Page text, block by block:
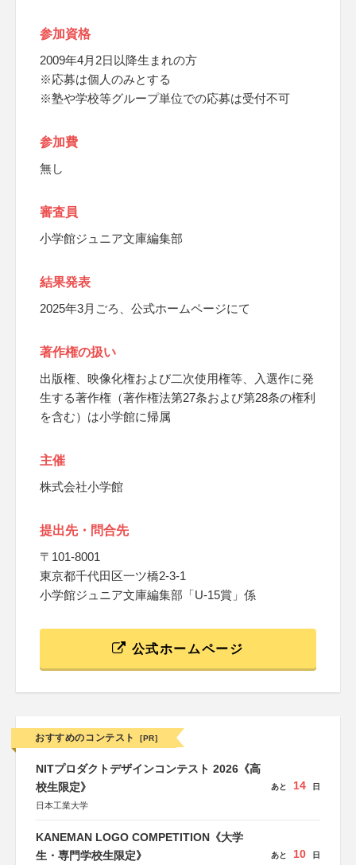
参加資格
2009年4月2日以降生まれの方
※応募は個人のみとする
※塾や学校等グループ単位での応募は受付不可
参加費
無し
審査員
小学館ジュニア文庫編集部
結果発表
2025年3月ごろ、公式ホームページにて
著作権の扱い
出版権、映像化権および二次使用権等、入選作に発
生する著作権（著作権法第27条および第28条の権利
を含む）は小学館に帰属
主催
株式会社小学館
提出先・問合先
〒101-8001
東京都千代田区一ツ橋2-3-1
小学館ジュニア文庫編集部「U-15賞」係
公式ホームページ
おすすめのコンテスト [PR]
NITプロダクトデザインコンテスト 2026《高
校生限定》
日本工業大学
あと 14 日
KANEMAN LOGO COMPETITION《大学
生・専門学校生限定》
あと 10 日